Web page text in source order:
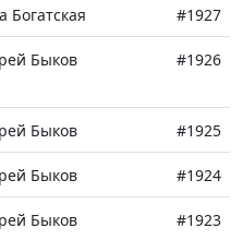
Богатская #1927
Быков #1926
Быков #1925
Быков #1924
Быков #1923